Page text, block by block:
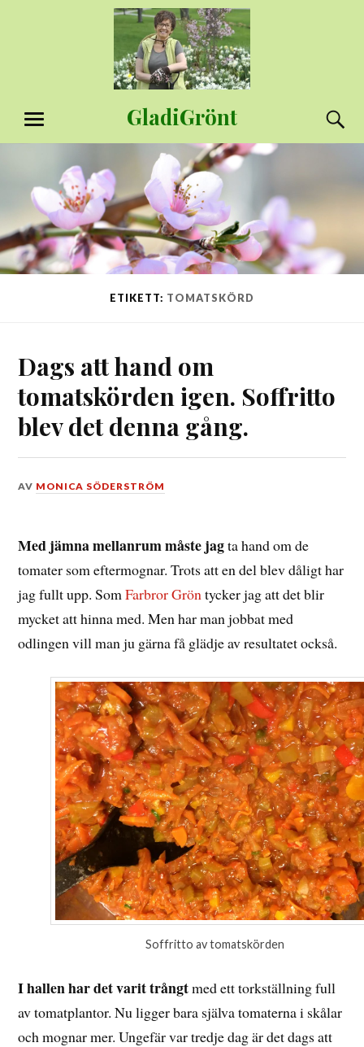
GladiGrönt
MENY
ETIKETT: TOMATSKÖRD
Dags att hand om
tomatskörden igen. Soffritto
blev det denna gång.
DEN
2017
AV MONICA SÖDERSTRÖM
Med jämna mellanrum måste jagta hand om de
tomater som eftermognar. Trots att en del blev dåligt har
jag fullt upp. SomFarbror Grön tycker jag att det blir
mycket att hinna med. Men har man jobbat med
odlingen vill man ju gärna få glädje av resultatet också.
Soffritto av tomatskörden
I hallen har det varit trångtmed ett torkställning full
av tomatplantor. Nu ligger bara själva tomaterna i skålar
och mognar mer. Ungefär var tredje dag är det dags att